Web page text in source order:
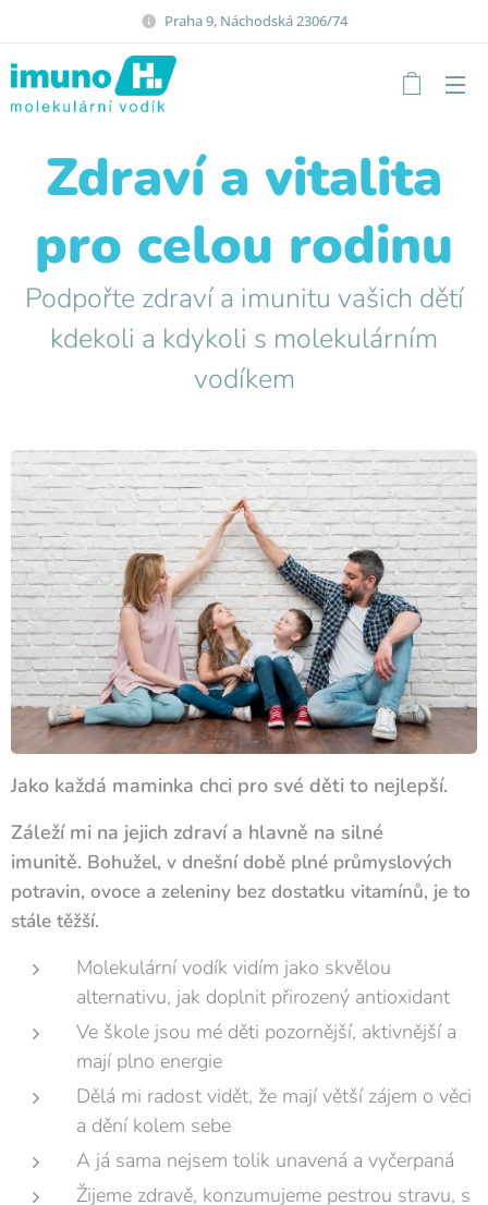
Praha 9, Náchodská 2306/74
Zdraví a vitalita
pro celou rodinu
Podpořte zdraví a imunitu vašich dětí
kdekoli a kdykoli s molekulárním
vodíkem
Jako každá maminka chci pro své děti to nejlepší.
Záleží mi na jejich zdraví a hlavně na silné
imunitě. Bohužel, v dnešnídobě plné průmyslových
potravin, ovoce a zeleniny bez dostatku vitamínů, je to
stále těžší.
Molekulární vodík vidím jako skvělou
alternativu, jak doplnit přirozený antioxidant
Ve škole jsou mé děti pozornější, aktivnější a
mají plno energie
Dělá mi radost vidět, že mají větší zájem o věci
a dění kolem sebe
A já sama nejsem tolik unavená a vyčerpaná
Žijeme zdravě, konzumujeme pestrou stravu, s